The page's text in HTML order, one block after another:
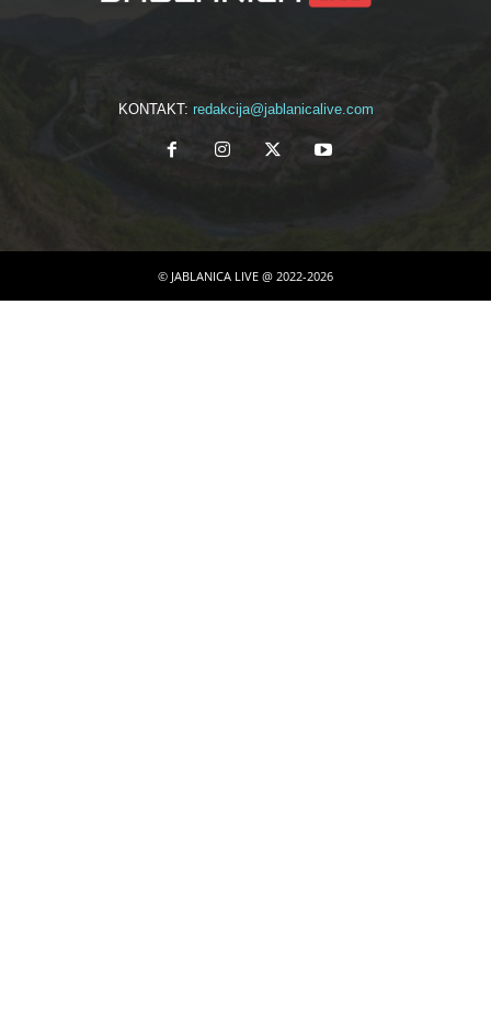
KONTAKT: redakcija@jablanicalive.com
© JABLANICA LIVE @ 2022-2026